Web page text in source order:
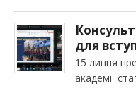
для
15 липня
академії